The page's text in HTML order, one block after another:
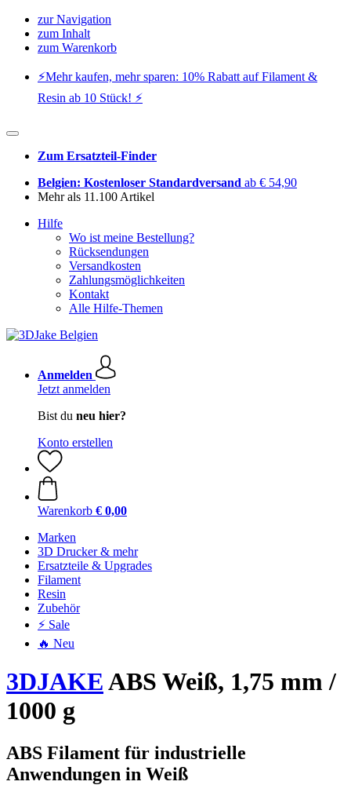
zur Navigation
zum Inhalt
zum Warenkorb
⚡️Mehr kaufen, mehr sparen: 10% Rabatt auf Filament &
Resin ab 10 Stück! ⚡️
Zum Ersatzteil-Finder
Belgien: Kostenloser Standardversand ab € 54,90
Mehr als 11.100 Artikel
Hilfe
Wo ist meine Bestellung?
Rücksendungen
Versandkosten
Zahlungsmöglichkeiten
Kontakt
Alle Hilfe-Themen
Anmelden
Jetzt anmelden
Bist du neu hier?
Konto erstellen
Warenkorb € 0,00
Marken
3D Drucker & mehr
Ersatzteile & Upgrades
Filament
Resin
Zubehör
⚡ Sale
🔥 Neu
3DJAKEABS Weiß, 1,75 mm /
1000 g
ABS Filament für industrielle
Anwendungen in Weiß